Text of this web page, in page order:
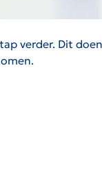
verder. Dit